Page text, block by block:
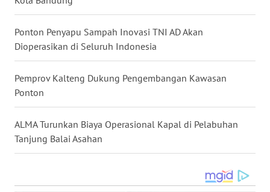
Ponton Penyapu Sampah Inovasi TNI AD Akan
Dioperasikan di Seluruh Indonesia
Pemprov Kalteng Dukung Pengembangan Kawasan
Ponton
ALMA Turunkan Biaya Operasional Kapal di Pelabuhan
Tanjung Balai Asahan
MALUKU
MALUT
WN
DAIRI
WN